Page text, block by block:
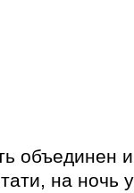
объединен
на